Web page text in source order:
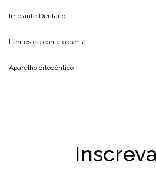
Implante Dentário
Lentes de contato dental
Aparelho ortodôntico